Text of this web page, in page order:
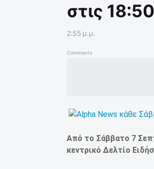
στις
2:55 μ.μ.
Comments
Από το Σάββατο 7
κεντρικό Δελτίο